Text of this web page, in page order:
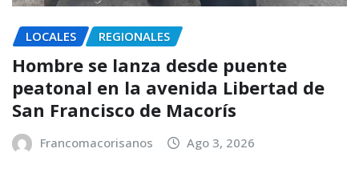
LOCALES REGIONALES
Hombre se lanza desde puente
peatonal en la avenida Libertad de
San Francisco de Macorís
Francomacorisanos Ago 3, 2026